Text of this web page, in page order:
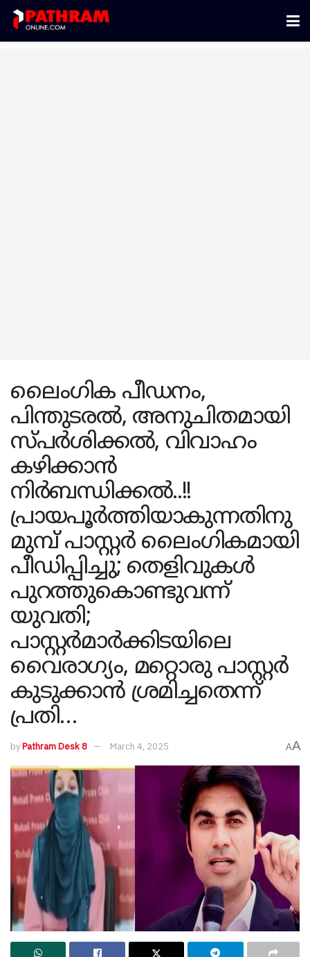
ലൈംഗിക പീഡനം,
പിന്തുടരല്‍, അനുചിതമായി
സ്പര്‍ശിക്കല്‍, വിവാഹം
കഴിക്കാന്‍
നിര്‍ബന്ധിക്കല്‍..!!
പ്രായപൂര്‍ത്തിയാകുന്നതിനു
മുമ്പ് പാസ്റ്റര്‍ ലൈംഗികമായി
പീഡിപ്പിച്ചു; തെളിവുകള്‍
പുറത്തുകൊണ്ടുവന്ന്
യുവതി;
പാസ്റ്റര്‍മാര്‍ക്കിടയിലെ
വൈരാഗ്യം, മറ്റൊരു പാസ്റ്റര്‍
കുടുക്കാന്‍ ശ്രമിച്ചതെന്ന്
പ്രതി…
byPathram Desk 8 March 4, 2025 AA